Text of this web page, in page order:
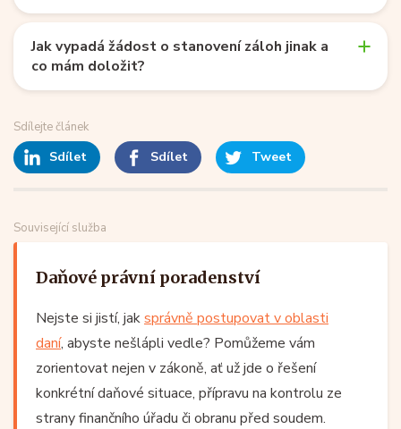
Jak vypadá žádost o stanovení záloh jinak a
co mám doložit?
Sdílejte článek
Sdílet Sdílet Tweet
Související služba
Daňové právní poradenství
Nejste si jistí, jaksprávně postupovat v oblasti
daní, abyste nešlápli vedle? Pomůžeme vám
zorientovat nejen v zákoně, ať už jde o řešení
konkrétní daňové situace, přípravu na kontrolu ze
strany finančního úřadu či obranu před soudem.